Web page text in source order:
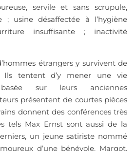
servile et sans scrupule,
; usine désaffectée à l’hygiène
insuffisante ; inactivité
étrangers y survivent de
Ils tentent d’y mener une vie
basée sur leurs anciennes
présentent de courtes pièces
donnent des conférences très
tels Max Ernst sont aussi de la
un jeune satiriste nommé
d’une bénévole, Margot,